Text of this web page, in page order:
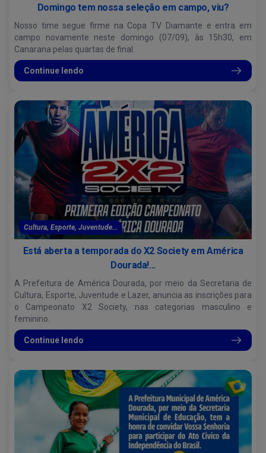
Domingo tem nossa seleção em campo, viu?
Nosso time segue firme na Copa TV Diamante e entra em
campo novamente neste domingo (07/09), às 15h30, em
Canarana pelas quartas de final.
Continue lendo
Cultura, Esporte, Juventude...
Está aberta a temporada do X2 Society em América
Dourada!...
A Prefeitura de América Dourada, por meio da Secretaria de
Cultura, Esporte, Juventude e Lazer, anuncia as inscrições para
o Campeonato X2 Society, nas categorias masculino e
feminino.
Continue lendo